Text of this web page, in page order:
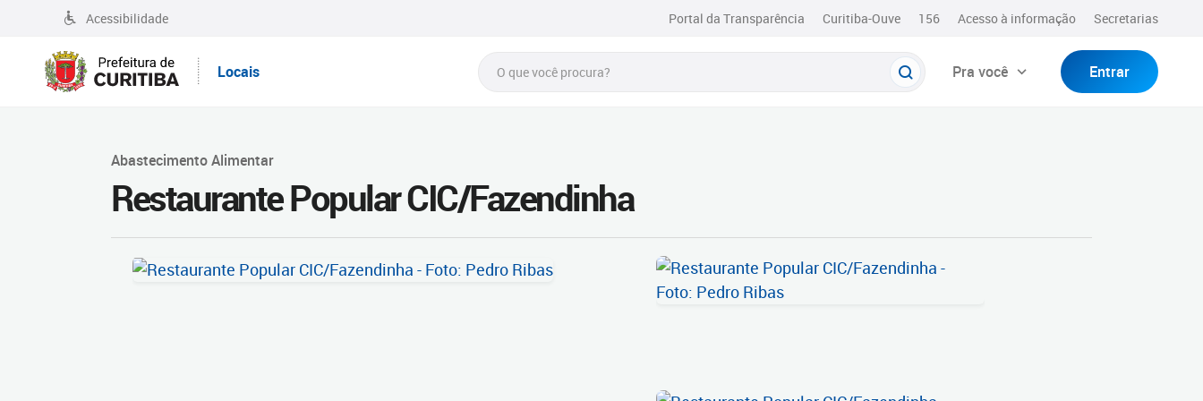
Acessibilidade Portal da Transparência Curitiba-Ouve 156 Acesso à informação Secretarias
Locais Pra você Entrar
Abastecimento Alimentar
Restaurante Popular CIC/Fazendinha